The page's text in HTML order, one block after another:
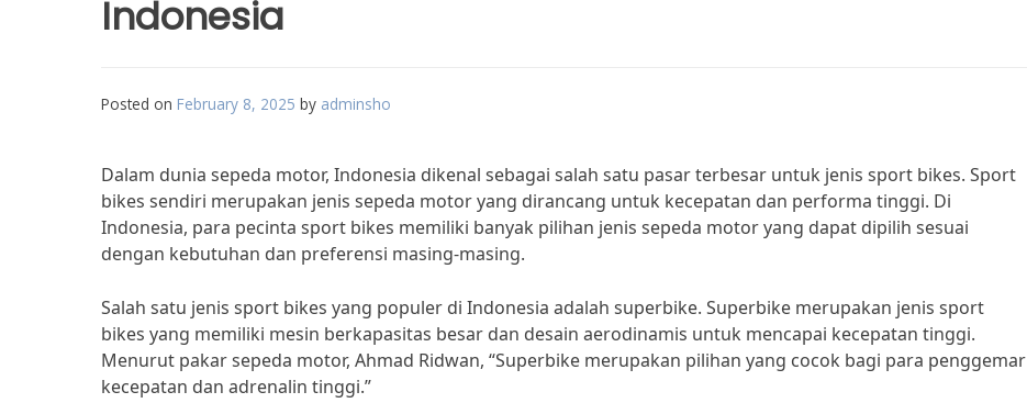
Indonesia
Posted on February 8, 2025 by adminsho
Dalam dunia sepeda motor, Indonesia dikenal sebagai salah satu pasar terbesar untuk jenis sport bikes. Sport
bikes sendiri merupakan jenis sepeda motor yang dirancang untuk kecepatan dan performa tinggi. Di
Indonesia, para pecinta sport bikes memiliki banyak pilihan jenis sepeda motor yang dapat dipilih sesuai
dengan kebutuhan dan preferensi masing-masing.
Salah satu jenis sport bikes yang populer di Indonesia adalah superbike. Superbike merupakan jenis sport
bikes yang memiliki mesin berkapasitas besar dan desain aerodinamis untuk mencapai kecepatan tinggi.
Menurut pakar sepeda motor, Ahmad Ridwan, “Superbike merupakan pilihan yang cocok bagi para penggemar
kecepatan dan adrenalin tinggi.”